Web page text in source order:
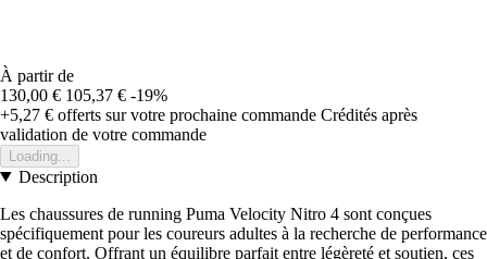
À partir de
130,00 € 105,37 € -19%
+5,27 € offerts sur votre prochaine commande Crédités après
validation de votre commande
Loading...
Description
Les chaussures de running Puma Velocity Nitro 4 sont conçues
spécifiquement pour les coureurs adultes à la recherche de performance
et de confort. Offrant un équilibre parfait entre légèreté et soutien, ces